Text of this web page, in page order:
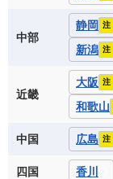
中部
静岡 注
新潟 注
近畿
大阪 注
和歌山
中国 広島 注
四国 香川